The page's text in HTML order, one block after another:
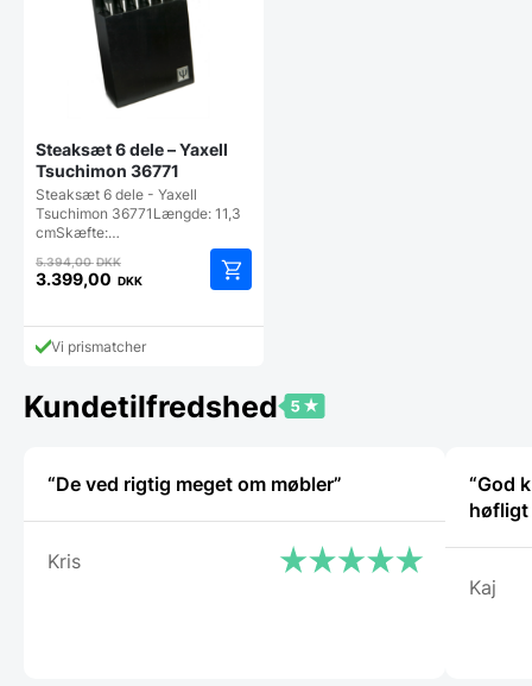
Steaksæt 6 dele – Yaxell
Tsuchimon 36771
Steaksæt 6 dele - Yaxell
Tsuchimon 36771Længde: 11,3
cmSkæfte:…
5.394,00DKKDen
oprindelige
var:
5.394,00 DKK.
3.399,00 DKK
aktuelle
prisVi prismatcher
Kundetilfredshed
“De ved rigtig meget om møbler”
Kris
“God
høfligt
Kaj